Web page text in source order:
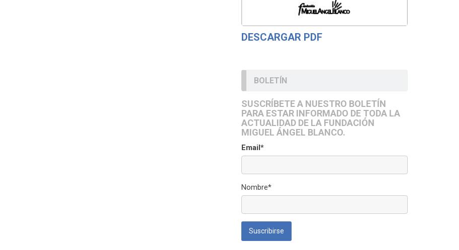
DESCARGAR PDF
BOLETÍN
SUSCRÍBETE A NUESTRO BOLETÍN
PARA ESTAR INFORMADO DE TODA LA
ACTUALIDAD DE LA FUNDACIÓN
MIGUEL ÁNGEL BLANCO.
Email*
Nombre*